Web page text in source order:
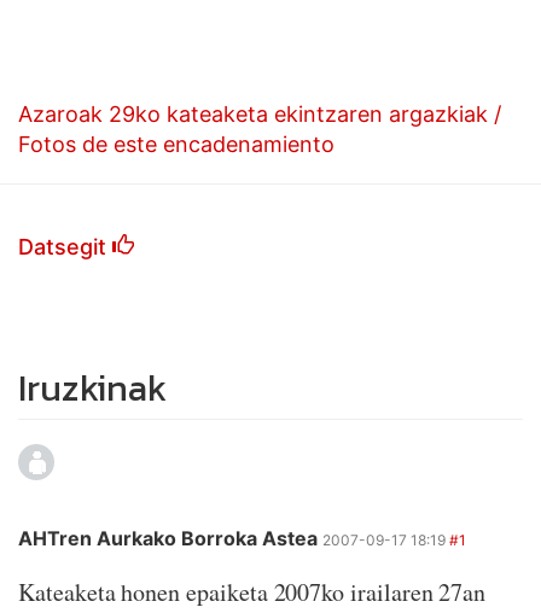
Azaroak 29ko kateaketa ekintzaren argazkiak /
Fotos de este encadenamiento
Datsegit
Iruzkinak
AHTren Aurkako Borroka Astea 2007-09-17 18:19 #1
Kateaketa honen epaiketa 2007ko irailaren 27an